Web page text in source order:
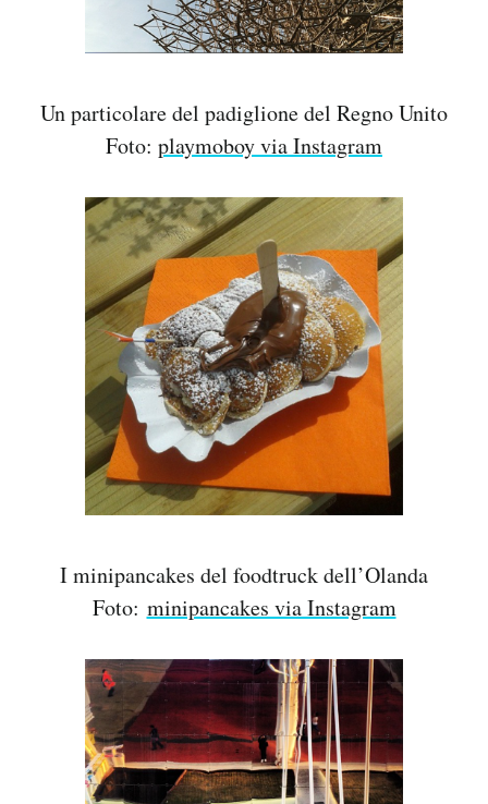
Un particolare del padiglione del Regno Unito
Foto: playmoboy via Instagram
I minipancakes del foodtruck dell’Olanda
Foto: minipancakes via Instagram